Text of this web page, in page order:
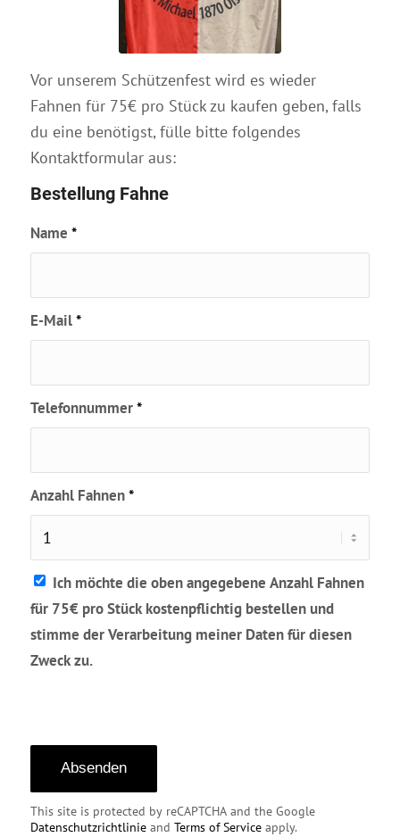
Vor unserem Schützenfest wird es wieder
Fahnen für 75€ pro Stück zu kaufen geben, falls
du eine benötigst, fülle bitte folgendes
Kontaktformular aus:
Bestellung Fahne
Name *
E-Mail*
Telefonnummer*
Anzahl Fahnen*
Ich möchte die oben angegebene Anzahl Fahnen
für 75€ pro Stück kostenpflichtig bestellen und
stimme der Verarbeitung meiner Daten für diesen
Zweck zu.
This site is protected by reCAPTCHA and the Google
Datenschutzrichtlinieand Terms of Serviceapply.